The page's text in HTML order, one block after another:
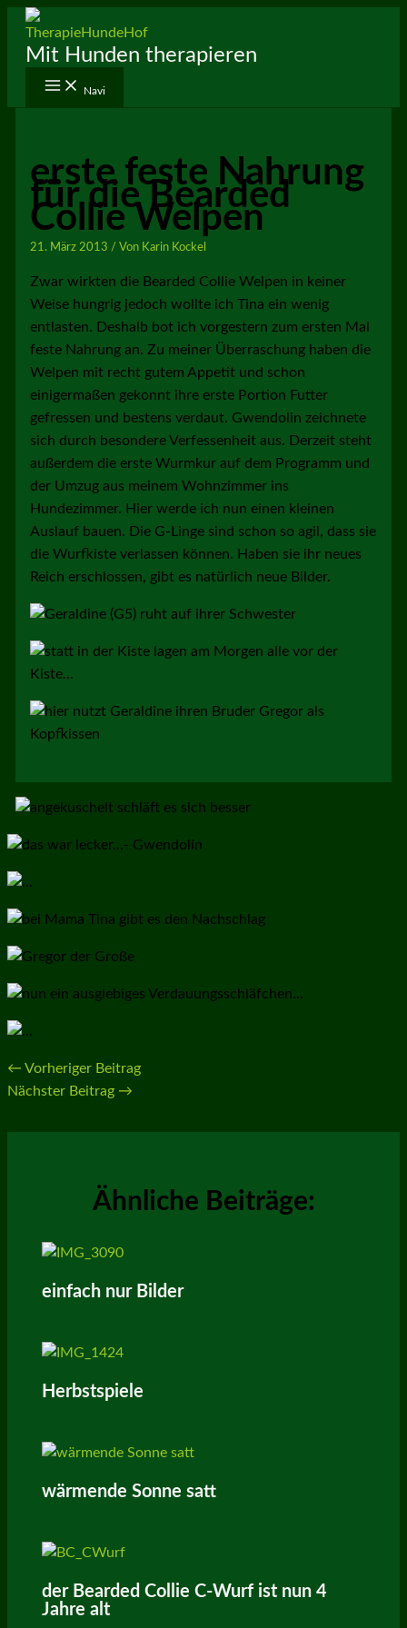
Zum
Inhalt
springen
Mit Hunden therapieren
Navi
erste feste Nahrung
für die Bearded
Collie Welpen
21. März 2013 / Von Karin Kockel
Zwar wirkten die Bearded Collie Welpen in keiner
Weise hungrig jedoch wollte ich Tina ein wenig
entlasten. Deshalb bot ich vorgestern zum ersten Mal
feste Nahrung an. Zu meiner Überraschung haben die
Welpen mit recht gutem Appetit und schon
einigermaßen gekonnt ihre erste Portion Futter
gefressen und bestens verdaut. Gwendolin zeichnete
sich durch besondere Verfessenheit aus. Derzeit steht
außerdem die erste Wurmkur auf dem Programm und
der Umzug aus meinem Wohnzimmer ins
Hundezimmer. Hier werde ich nun einen kleinen
Auslauf bauen. Die G-Linge sind schon so agil, dass sie
die Wurfkiste verlassen können. Haben sie ihr neues
Reich erschlossen, gibt es natürlich neue Bilder.
← Vorheriger Beitrag
Nächster Beitrag →
Ähnliche Beiträge:
einfach nur Bilder
Herbstspiele
wärmende Sonne satt
der Bearded Collie C-Wurf ist nun 4
Jahre alt